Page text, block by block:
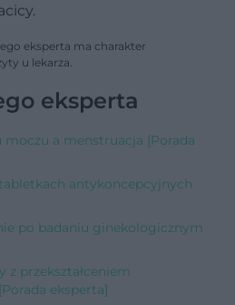
eksperta ma charakter
u lekarza.
eksperta
a menstruacja [Porada
antykoncepcyjnych
po badaniu ginekologicznym
z przekształceniem
eksperta]